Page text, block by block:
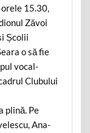
15.30,
Zăvoi
Școlii
o să fie
vocal-
Clubului
plină. Pe
Ana-